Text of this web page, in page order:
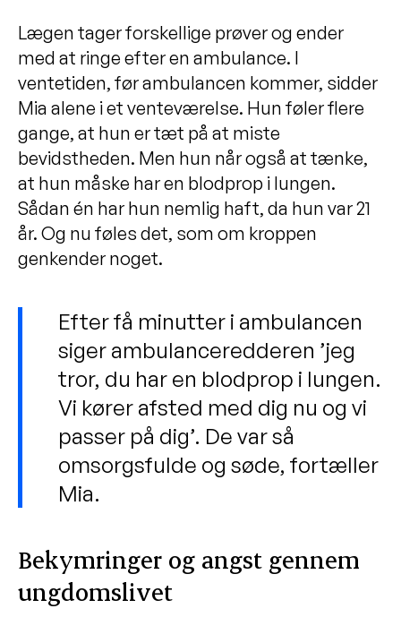
Lægen tager forskellige prøver og ender
med at ringe efter en ambulance. I
ventetiden, før ambulancen kommer, sidder
Mia alene i et venteværelse. Hun føler flere
gange, at hun er tæt på at miste
bevidstheden. Men hun når også at tænke,
at hun måske har en blodprop i lungen.
Sådan én har hun nemlig haft, da hun var 21
år. Og nu føles det, som om kroppen
genkender noget.
Efter få minutter i ambulancen
siger ambulanceredderen ’jeg
tror, du har en blodprop i lungen.
Vi kører afsted med dig nu og vi
passer på dig’. De var så
omsorgsfulde og søde, fortæller
Mia.
Bekymringer og angst gennem
ungdomslivet